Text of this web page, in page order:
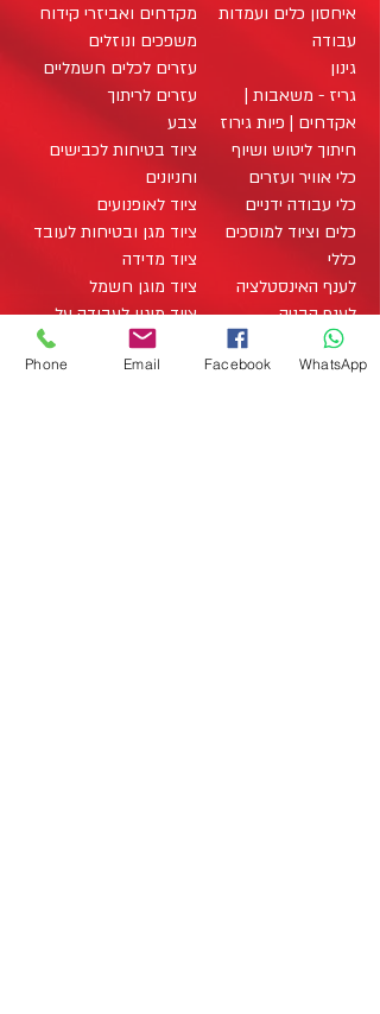
מקדחים ואביזרי קידוח
משפכים ונוזלים
עזרים לכלים חשמליים
עזרים לריתוך
צבע
ציוד בטיחות לכבישים
וחניונים
ציוד לאופנועים
ציוד מגן ובטיחות לעובד
ציוד מדידה
ציוד מוגן חשמל
ציוד מיגון לעבודה על
רכבים היברידיים
ציוד מתכלה / מוצרים
איחסון כלים ועמדות
עבודה
גינון
גריז - משאבות |
אקדחים | פיות גירוז
חיתוך ליטוש ושיוף
כלי אוויר ועזרים
כלי עבודה ידניים
כלים וציוד למוסכים
כללי
לענף האינסטלציה
לענף הבניה
לענף החשמל
לענף העץ
Phone Email Facebook WhatsApp